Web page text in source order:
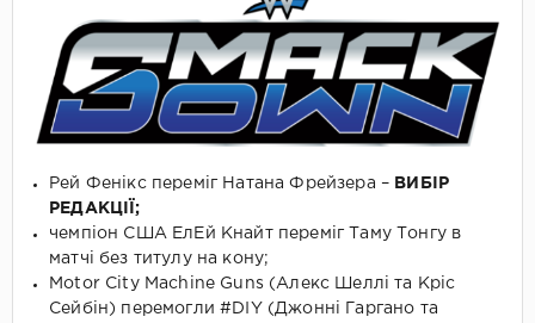
Рей Фенікс переміг Натана Фрейзера – ВИБІР
РЕДАКЦІЇ;
чемпіон США ЕлЕй Кнайт переміг Таму Тонгу в
матчі без титулу на кону;
Motor City Machine Guns (Алекс Шеллі та Кріс
Сейбін) перемогли #DIY (Джонні Гаргано та